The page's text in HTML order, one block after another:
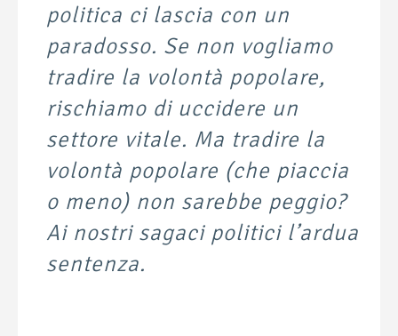
politica ci lascia con un
paradosso. Se non vogliamo
tradire la volontà popolare,
rischiamo di uccidere un
settore vitale. Ma tradire la
volontà popolare (che piaccia
o meno) non sarebbe peggio?
Ai nostri sagaci politici l’ardua
sentenza.